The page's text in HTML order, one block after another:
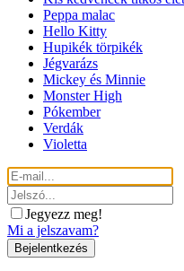
Peppa malac
Hello Kitty
Hupikék törpikék
Jégvarázs
Mickey és Minnie
Monster High
Pókember
Verdák
Violetta
Jegyezz meg!
Mi a jelszavam?